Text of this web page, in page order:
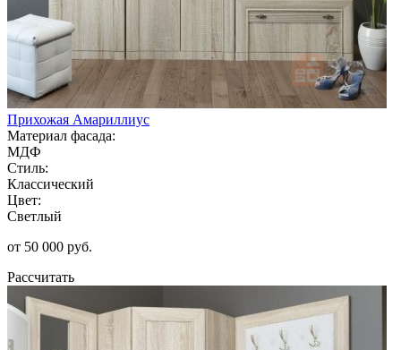
Прихожая Амариллиус
Материал фасада:
МДФ
Стиль:
Классический
Цвет:
Светлый
от 50 000 руб.
Рассчитать